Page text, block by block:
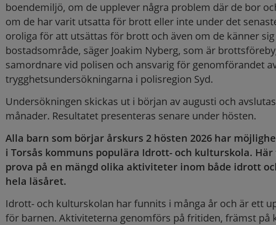
boendemiljö, om de upplever några problem där de bor
om de har varit utsatta för brott eller inte under det
oroliga för att utsättas för brott och även om de känner
bostadsområde, säger Joakim Nyberg, som är
samordnare vid polisen och ansvarig för genomförandet
trygghetsundersökningarna i polisregion Syd.
Undersökningen skickas ut i början av augusti och
månader. Resultatet presenteras senare under hösten.
Alla barn som börjar årskurs 2 hösten 2026 har
i Torsås kommuns populära Idrott- och kulturskola.
prova på en mängd olika aktiviteter inom både idrott
hela läsåret.
Idrott- och kulturskolan har funnits i många år och är ett
för barnen. Aktiviteterna genomförs på fritiden, främst på